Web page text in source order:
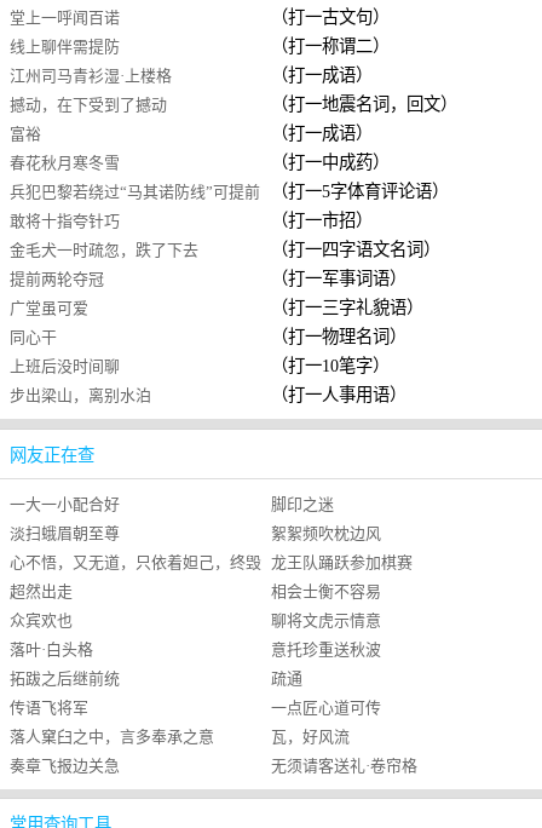
堂上一呼闻百诺 （打一古文句）
线上聊伴需提防 （打一称谓二）
江州司马青衫湿·上楼格 （打一成语）
撼动，在下受到了撼动 （打一地震名词，回文）
富裕 （打一成语）
春花秋月寒冬雪 （打一中成药）
兵犯巴黎若绕过“马其诺防线”可提前
入境也。
（打一5字体育评论语）
敢将十指夸针巧 （打一市招）
金毛犬一时疏忽，跌了下去 （打一四字语文名词）
提前两轮夺冠 （打一军事词语）
广堂虽可爱 （打一三字礼貌语）
同心干 （打一物理名词）
上班后没时间聊 （打一10笔字）
步出梁山，离别水泊 （打一人事用语）
网友正在查
一大一小配合好
脚印之迷
淡扫蛾眉朝至尊
絮絮频吹枕边风
心不悟，又无道，只依着妲己，终毁
于一旦
龙王队踊跃参加棋赛
超然出走
相会士衡不容易
众宾欢也
聊将文虎示情意
落叶·白头格
意托珍重送秋波
拓跋之后继前统
疏通
传语飞将军
一点匠心道可传
落人窠臼之中，言多奉承之意
瓦，好风流
奏章飞报边关急
无须请客送礼·卷帘格